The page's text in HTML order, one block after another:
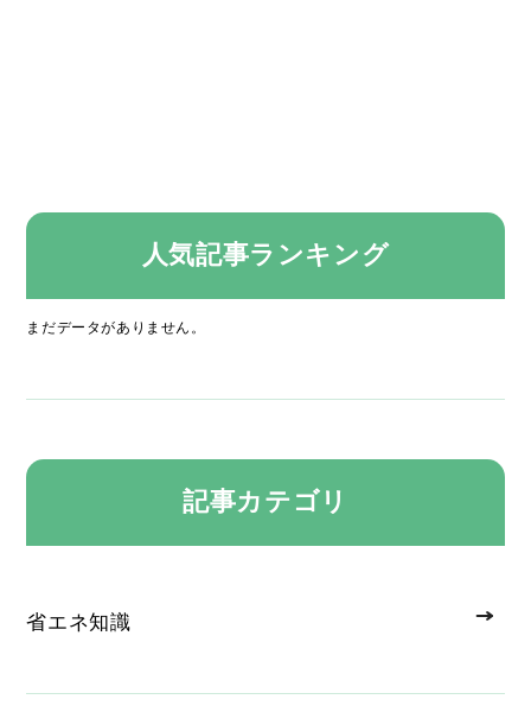
人気記事ランキング
まだデータがありません。
記事カテゴリ
省エネ知識